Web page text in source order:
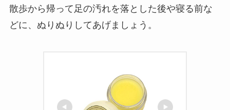
散歩から帰って足の汚れを落とした後や寝る前な
どに、ぬりぬりしてあげましょう。